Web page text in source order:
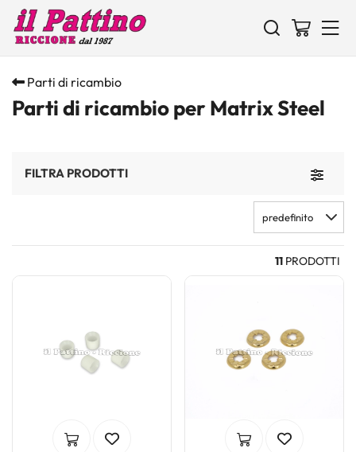
Parti di ricambio
Parti di ricambio per Matrix Steel
Toggle
FILTRA PRODOTTI
predefinito
11 PRODOTTI